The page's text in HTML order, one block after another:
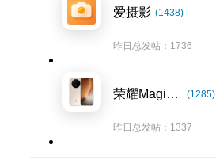
爱摄影 (1438)
昨日总发帖：1736
荣耀Magic8系列 (1285)
昨日总发帖：1337